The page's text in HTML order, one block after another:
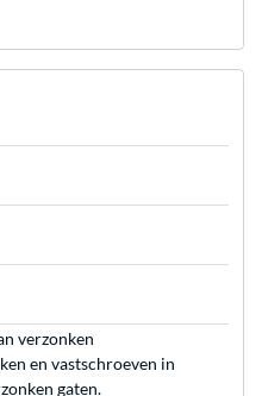
verzonken
en vastschroeven in
gaten.